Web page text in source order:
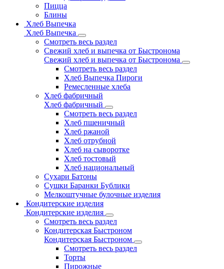
Пицца
Блины
Хлеб Выпечка
Хлеб Выпечка
Смотреть весь раздел
Свежий хлеб и выпечка от Быстронома
Свежий хлеб и выпечка от Быстронома
Смотреть весь раздел
Хлеб Выпечка Пироги
Ремесленные хлеба
Хлеб фабричный
Хлеб фабричный
Смотреть весь раздел
Хлеб пшеничный
Хлеб ржаной
Хлеб отрубной
Хлеб на сыворотке
Хлеб тостовый
Хлеб национальный
Сухари Батоны
Сушки Баранки Бублики
Мелкоштучные булочные изделия
Кондитерские изделия
Кондитерские изделия
Смотреть весь раздел
Кондитерская Быстроном
Кондитерская Быстроном
Смотреть весь раздел
Торты
Пирожные